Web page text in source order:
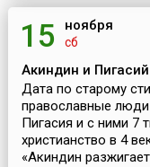
15 ноября
сб
Акиндин и Пигасий
Дата по старому
православные
Пигасия и с ними 7
христианство в 4
«Акиндин